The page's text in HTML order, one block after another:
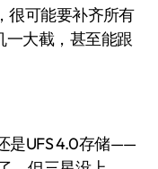
很可能要补齐所有
大截，甚至能跟
是UFS 4.0存储——